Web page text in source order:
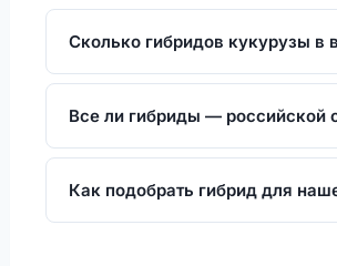
Сколько гибридов кукурузы в
Все ли гибриды — российской
Как подобрать гибрид для